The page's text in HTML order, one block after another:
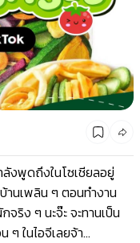
งพูดถึงในโซเชียลอยู่
านเพลิน ๆ ตอนทำงาน
ริง ๆ นะจ๊ะ จะทานเป็น
ในไอจีเลยจ้า...